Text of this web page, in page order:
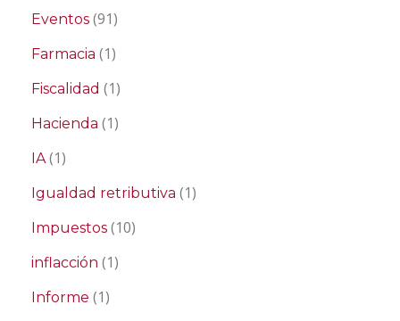
Eventos (91)
Farmacia (1)
Fiscalidad (1)
Hacienda (1)
IA(1)
Igualdad retributiva (1)
Impuestos (10)
inflacción (1)
Informe (1)